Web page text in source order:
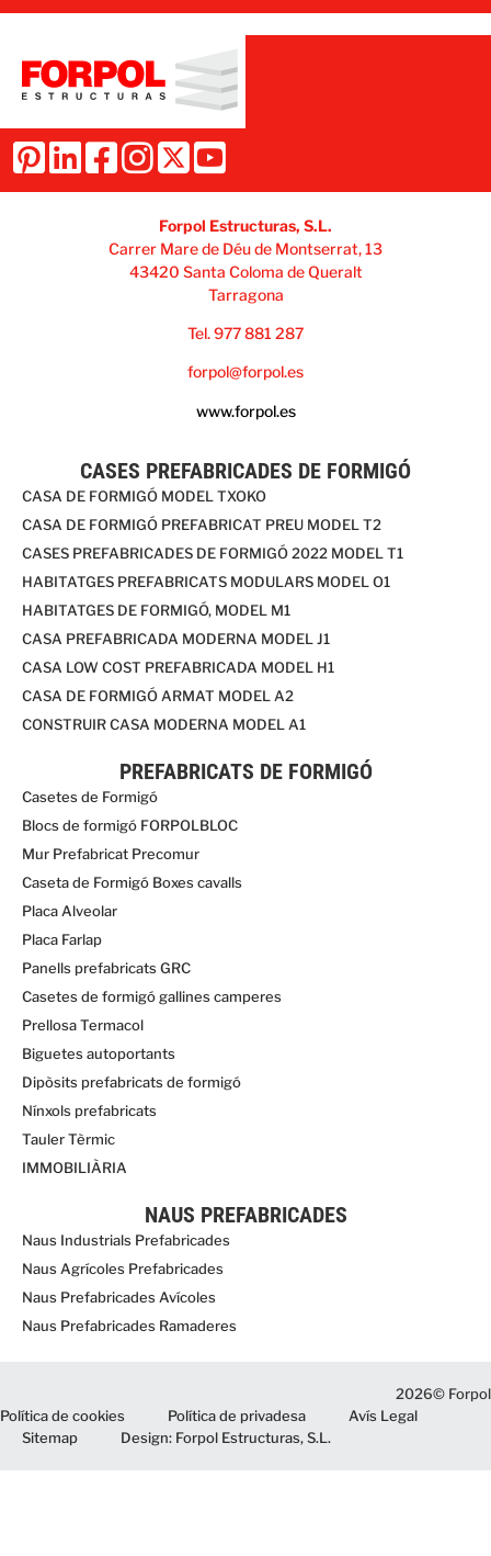
Forpol Estructuras, S.L.
Carrer Mare de Déu de Montserrat, 13
43420 Santa Coloma de Queralt
Tarragona
Tel. 977 881 287
forpol@forpol.es
www.forpol.es
CASES PREFABRICADES DE FORMIGÓ
CASA DE FORMIGÓ MODEL TXOKO
CASA DE FORMIGÓ PREFABRICAT PREU MODEL T2
CASES PREFABRICADES DE FORMIGÓ 2022 MODEL T1
HABITATGES PREFABRICATS MODULARS MODEL O1
HABITATGES DE FORMIGÓ, MODEL M1
CASA PREFABRICADA MODERNA MODEL J1
CASA LOW COST PREFABRICADA MODEL H1
CASA DE FORMIGÓ ARMAT MODEL A2
CONSTRUIR CASA MODERNA MODEL A1
PREFABRICATS DE FORMIGÓ
Casetes de Formigó
Blocs de formigó FORPOLBLOC
Mur Prefabricat Precomur
Caseta de Formigó Boxes cavalls
Placa Alveolar
Placa Farlap
Panells prefabricats GRC
Casetes de formigó gallines camperes
Prellosa Termacol
Biguetes autoportants
Dipòsits prefabricats de formigó
Nínxols prefabricats
Tauler Tèrmic
IMMOBILIÀRIA
NAUS PREFABRICADES
Naus Industrials Prefabricades
Naus Agrícoles Prefabricades
Naus Prefabricades Avícoles
Naus Prefabricades Ramaderes
2026© Forpol
Política de cookies
Política de privadesa
Avís Legal
Sitemap
Design: Forpol Estructuras, S.L.